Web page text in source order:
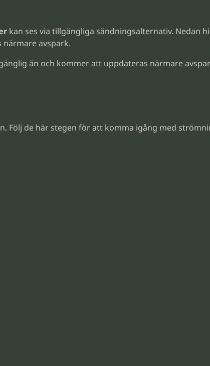
kan ses via tillgängliga sändningsalternativ. Nedan
avspark.
än och kommer att uppdateras närmare
Följ de här stegen för att komma igång med